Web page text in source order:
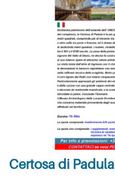
Certosa di Padula